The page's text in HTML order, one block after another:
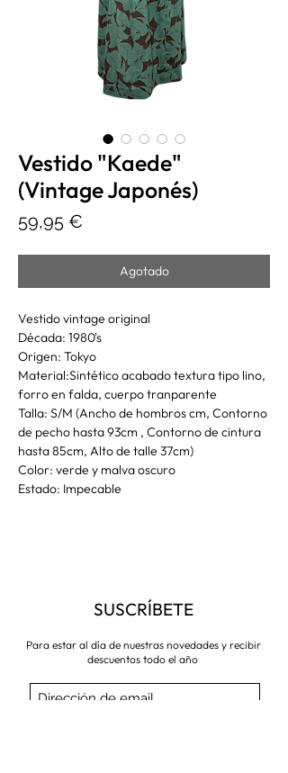
Vestido "Kaede"
(Vintage Japonés)
59,95 €
Agotado
Vestido vintage original
Década: 1980's
Origen: Tokyo
Material:Sintético acabado textura tipo lino,
forro en falda, cuerpo tranparente
Talla: S/M (Ancho de hombros cm, Contorno
de pecho hasta 93cm , Contorno de cintura
hasta 85cm, Alto de talle 37cm)
Color: verde y malva oscuro
Estado: Impecable
SUSCRÍBETE
Para estar al día de nuestras novedades y recibir
descuentos todo el año